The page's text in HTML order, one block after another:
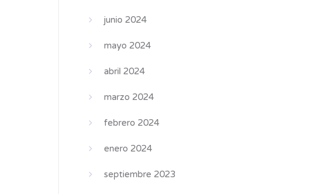
junio 2024
mayo 2024
abril 2024
marzo 2024
febrero 2024
enero 2024
septiembre 2023